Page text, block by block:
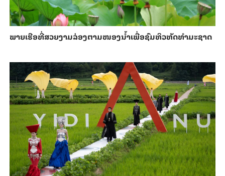
ພາຍ​ເຮືອທີ່​ສວຍ​ງາມ​ລ່ອງ​ຕາມ​​ໜອງນ້ຳ​​ເພື່ອ​ຊົມ​ທິວ​ທັດ​ທຳ​ມະ​ຊາດ